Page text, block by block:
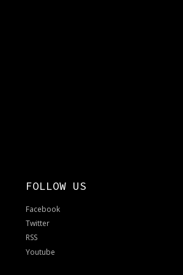
FOLLOW US
Facebook
Twitter
RSS
Youtube